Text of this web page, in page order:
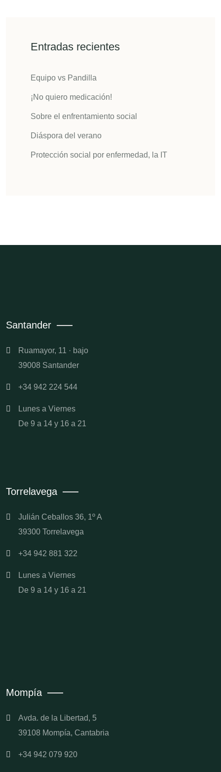
Entradas recientes
Equipo vs Pandilla
¡No quiero medicación!
Sobre el enfrentamiento social
Diáspora del verano
Protección social por enfermedad, la IT
Santander
Ruamayor, 11 · bajo
39008 Santander
+34 942 224 544
Lunes a Viernes
De 9 a 14 y 16 a 21
Torrelavega
Julián Ceballos 36, 1º A
39300 Torrelavega
+34 942 881 322
Lunes a Viernes
De 9 a 14 y 16 a 21
Mompía
Avda. de la Libertad, 5
39108 Mompía, Cantabria
+34 942 079 920